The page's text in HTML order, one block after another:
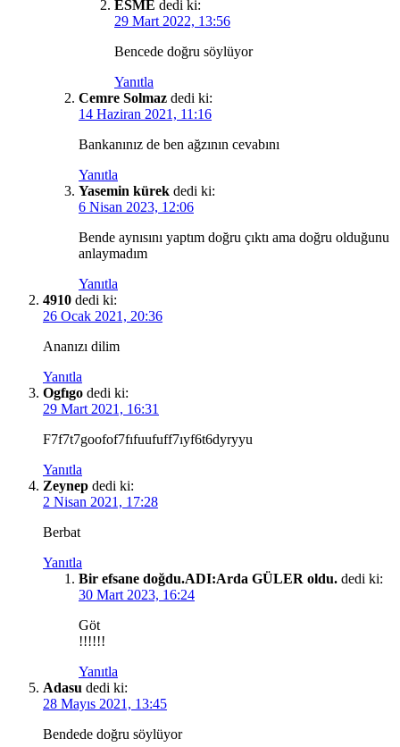
ESME dedi ki:
29 Mart 2022, 13:56
Bencede doğru söylüyor
Yanıtla
Cemre Solmaz dedi ki:
14 Haziran 2021, 11:16
Bankanınız de ben ağzının cevabını
Yanıtla
Yasemin kürek dedi ki:
6 Nisan 2023, 12:06
Bende aynısını yaptım doğru çıktı ama doğru olduğunu
anlaymadım
Yanıtla
4910 dedi ki:
26 Ocak 2021, 20:36
Ananızı dilim
Yanıtla
Ogfıgo dedi ki:
29 Mart 2021, 16:31
F7f7t7goofof7fıfuufuff7ıyf6t6dyryyu
Yanıtla
Zeynep dedi ki:
2 Nisan 2021, 17:28
Berbat
Yanıtla
Bir efsane doğdu.ADI:Arda GÜLER oldu. dedi ki:
30 Mart 2023, 16:24
Göt
!!!!!!
Yanıtla
Adasu dedi ki:
28 Mayıs 2021, 13:45
Bendede doğru söylüyor